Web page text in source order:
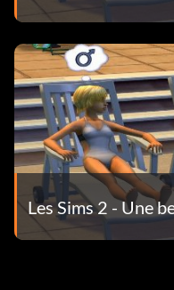
Les Sims 2 - Une